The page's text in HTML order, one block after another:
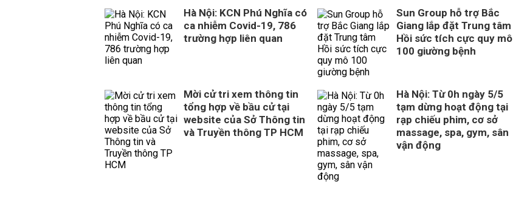
Hà Nội: KCN Phú Nghĩa có
ca nhiễm Covid-19, 786
trường hợp liên quan
Sun Group hỗ trợ Bắc
Giang lắp đặt Trung tâm
Hồi sức tích cực quy mô
100 giường bệnh
Mời cử tri xem thông tin
tổng hợp về bầu cử tại
website của Sở Thông tin
và Truyền thông TP HCM
Hà Nội: Từ 0h ngày 5/5
tạm dừng hoạt động tại
rạp chiếu phim, cơ sở
massage, spa, gym, sân
vận động